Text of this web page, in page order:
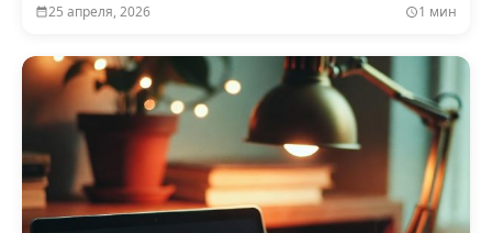
25 апреля, 2026 1 мин